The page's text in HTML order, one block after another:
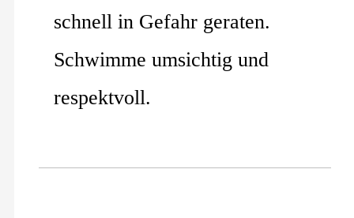
schnell in Gefahr geraten.
Schwimme umsichtig und
respektvoll.